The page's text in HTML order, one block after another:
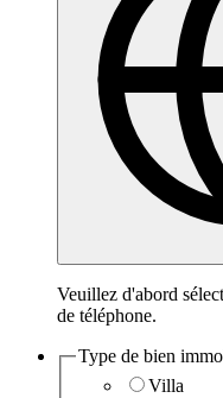
Veuillez d'abord
de téléphone.
Type de bien
Villa